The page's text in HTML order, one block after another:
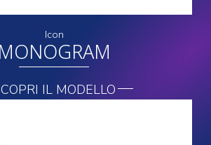
Icon
MONOGRAM
IL MODELLO